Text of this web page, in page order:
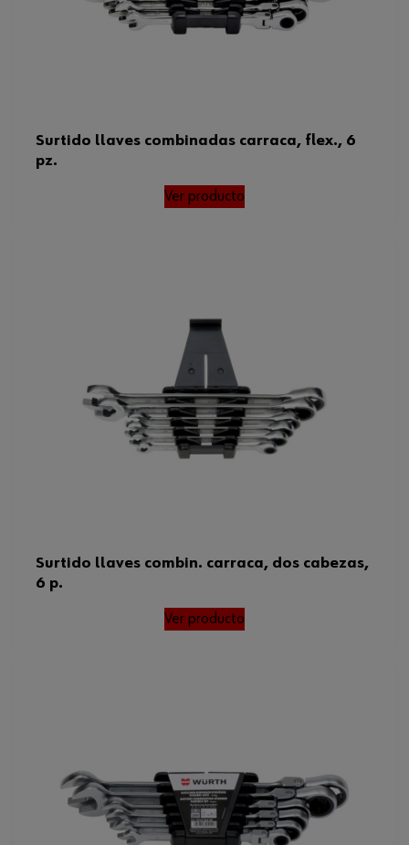
Surtido llaves combinadas carraca, flex., 6
pz.
Ver producto
Surtido llaves combin. carraca, dos cabezas,
6 p.
Ver producto